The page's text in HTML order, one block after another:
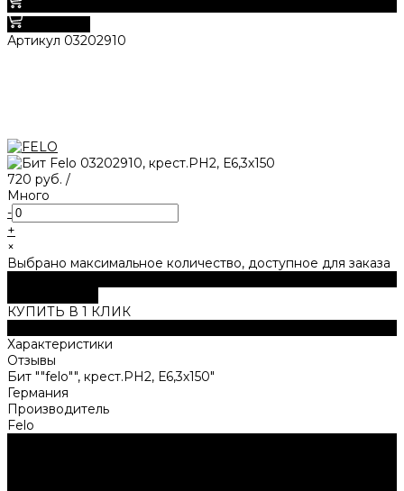
Артикул 03202910
720 руб. /
Много
-
+
×
Выбрано максимальное количество, доступное для заказа
КУПИТЬ В 1 КЛИК
Характеристики
Отзывы
Бит ""felo"", крест.PН2, Е6,3х150"
Германия
Производитель
Felo